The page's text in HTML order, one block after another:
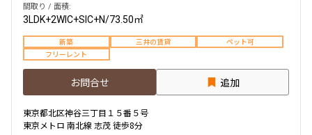
1R〜1K
1DK〜1LDK
4LDK〜
〜
間取り / 面積:
3LDK+2WIC+SIC+N/73.50㎡
新築 三井の賃貸
ペット可
フリーレント
お問合せ 追加
東京都北区神谷三丁目１５番５号
東京メトロ 南北線 志茂 徒歩8分